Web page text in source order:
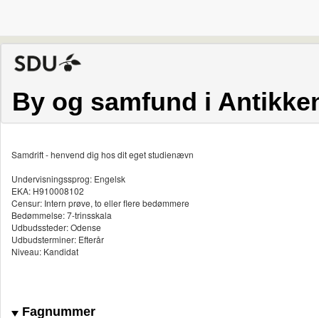
By og samfund i
Samdrift - henvend dig hos dit eget studienævn
Undervisningssprog: Engelsk
EKA: H910008102
Censur: Intern prøve, to eller flere bedømmere
Bedømmelse: 7-trinsskala
Udbudssteder: Odense
Udbudsterminer: Efterår
Niveau: Kandidat
Fagnummer